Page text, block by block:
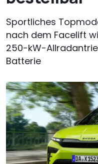
Sportliches
nach dem Facelift
250-kW-
Batterie